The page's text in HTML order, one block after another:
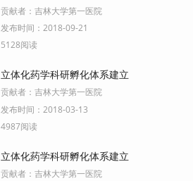
贡献者： 吉林大学第一医院
发布时间： 2018-09-21
5128阅读
立体化药学科研孵化体系建立
贡献者： 吉林大学第一医院
发布时间： 2018-03-13
4987阅读
立体化药学科研孵化体系建立
贡献者： 吉林大学第一医院